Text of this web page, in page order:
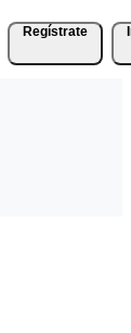
Regístrate